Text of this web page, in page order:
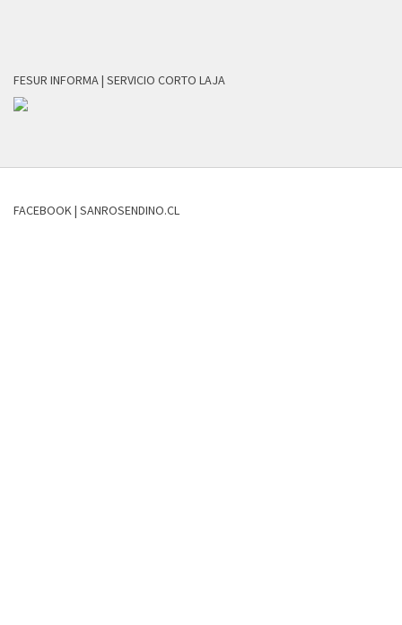
FESUR INFORMA | SERVICIO CORTO LAJA
FACEBOOK | SANROSENDINO.CL